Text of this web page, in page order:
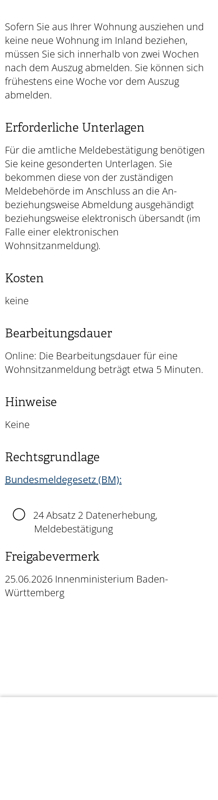
Sofern Sie aus Ihrer Wohnung ausziehen und
keine neue Wohnung im Inland beziehen,
müssen Sie sich innerhalb von zwei Wochen
nach dem Auszug abmelden. Sie können sich
frühestens eine Woche vor dem Auszug
abmelden.
Erforderliche Unterlagen
Für die amtliche Meldebestätigung benötigen
Sie keine gesonderten Unterlagen. Sie
bekommen diese von der zuständigen
Meldebehörde im Anschluss an die An-
beziehungsweise Abmeldung ausgehändigt
beziehungsweise elektronisch übersandt (im
Falle einer elektronischen
Wohnsitzanmeldung).
Kosten
keine
Bearbeitungsdauer
Online: Die Bearbeitungsdauer für eine
Wohnsitzanmeldung beträgt etwa 5 Minuten.
Hinweise
Keine
Rechtsgrundlage
Bundesmeldegesetz (BM):
24 Absatz 2 Datenerhebung,
Meldebestätigung
Freigabevermerk
25.06.2026 Innenministerium Baden-
Württemberg